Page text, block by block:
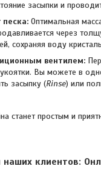
засыпки и
песка: Оптимальная
через
сохраняя воду
вентилем:
Вы можете в
засыпку (Rinse) или
станет простым и
наших клиентов: